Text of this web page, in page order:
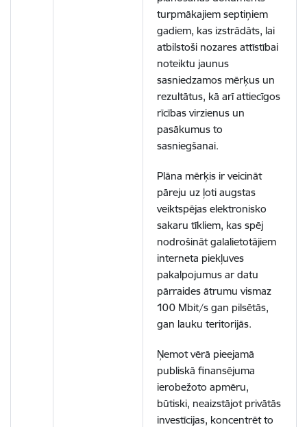
turpmākajiem septiņiem
gadiem, kas izstrādāts, lai
atbilstoši nozares attīstībai
noteiktu jaunus
sasniedzamos mērķus un
rezultātus, kā arī attiecīgos
rīcības virzienus un
pasākumus to
sasniegšanai.
Plāna mērķis ir veicināt
pāreju uz ļoti augstas
veiktspējas elektronisko
sakaru tīkliem, kas spēj
nodrošināt galalietotājiem
interneta piekļuves
pakalpojumus ar datu
pārraides ātrumu vismaz
100 Mbit/s gan pilsētās,
gan lauku teritorijās.
Ņemot vērā pieejamā
publiskā finansējuma
ierobežoto apmēru,
būtiski, neaizstājot privātās
investīcijas, koncentrēt to